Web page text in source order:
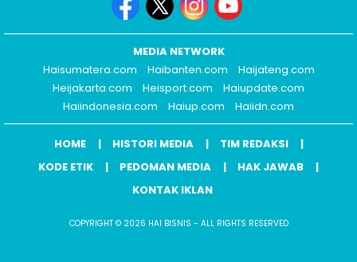
MEDIA NETWORK
Haisumatera.com
Haibanten.com
Haijateng.com
Heijakarta.com
Heisport.com
Haiupdate.com
Haiindonesia.com
Haiup.com Haiidn.com
HOME HISTORI MEDIA
TIM REDAKSI
KODE ETIK
PEDOMAN MEDIA
HAK JAWAB
KONTAK IKLAN
COPYRIGHT © 2026 HAI BISNIS - ALL RIGHTS RESERVED